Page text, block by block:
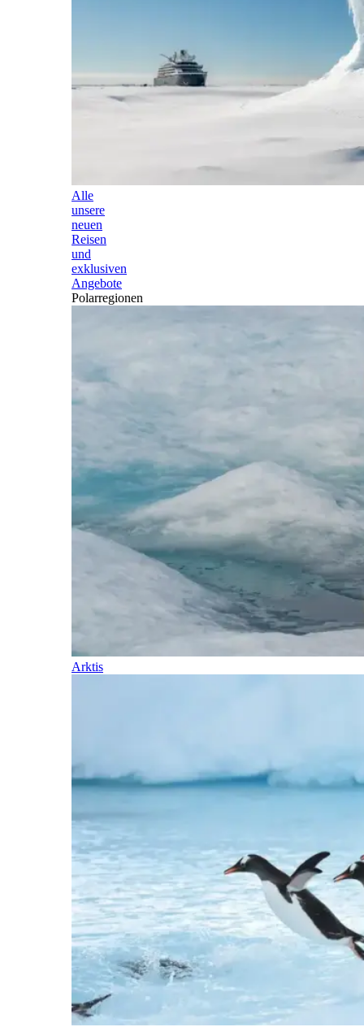
Alle
unsere
neuen
Reisen
und
exklusiven
Angebote
Polarregionen
Arktis